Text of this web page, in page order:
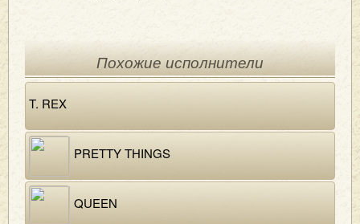
Похожие исполнители
T. REX
PRETTY THINGS
QUEEN